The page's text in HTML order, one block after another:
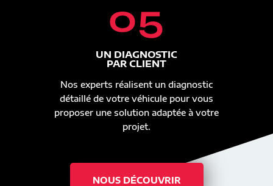
05
UN DIAGNOSTIC
PAR CLIENT
Nos experts réalisent un diagnostic
détaillé de votre véhicule pour vous
proposer une solution adaptée à votre
projet.
NOUS DÉCOUVRIR